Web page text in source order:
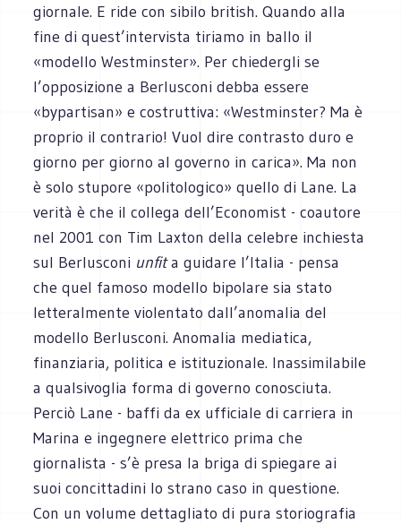
giornale. E ride con sibilo british. Quando alla
fine di quest’intervista tiriamo in ballo il
«modello Westminster». Per chiedergli se
l’opposizione a Berlusconi debba essere
«bypartisan» e costruttiva: «Westminster? Ma è
proprio il contrario! Vuol dire contrasto duro e
giorno per giorno al governo in carica». Ma non
è solo stupore «politologico» quello di Lane. La
verità è che il collega dell’Economist - coautore
nel 2001 con Tim Laxton della celebre inchiesta
sul Berlusconi unfita guidare l’Italia - pensa
che quel famoso modello bipolare sia stato
letteralmente violentato dall’anomalia del
modello Berlusconi. Anomalia mediatica,
finanziaria, politica e istituzionale. Inassimilabile
a qualsivoglia forma di governo conosciuta.
Perciò Lane - baffi da ex ufficiale di carriera in
Marina e ingegnere elettrico prima che
giornalista - s’è presa la briga di spiegare ai
suoi concittadini lo strano caso in questione.
Con un volume dettagliato di pura storiografia